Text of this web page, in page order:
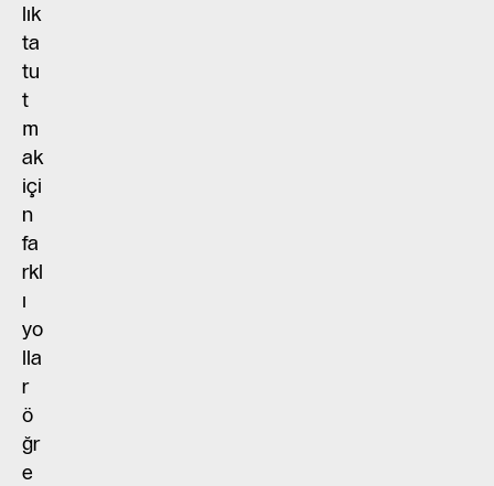
lık
ta
tu
t
m
ak
içi
n
fa
rkl
ı
yo
lla
r
ö
ğr
e